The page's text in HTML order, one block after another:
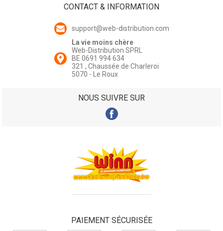
CONTACT & INFORMATION
support@web-distribution.com
La vie moins chère
Web-Distribution SPRL
BE 0691 994 634
321 , Chaussée de Charleroi
5070 - Le Roux
NOUS SUIVRE SUR
PAIEMENT SÉCURISÉE